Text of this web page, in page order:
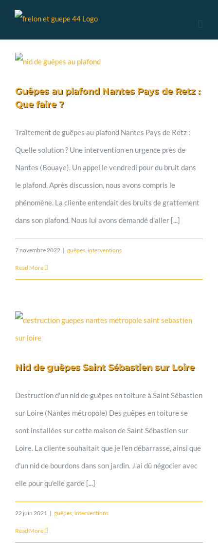
Guêpes au plafond Nantes Pays de Retz :
Que faire ?
Traitement de guêpes au plafond Nantes Pays de Retz :
Quelle solution ? Une intervention en urgence près de
Nantes (Bouaye). Un appel le vendredi pour du bruit dans
le plafond. Après discussion, nous avons compris le
phénomène. La cliente entendait des bruits de grattement
dans son plafond. Nous lui avons demandé d'aller [...]
7 novembre 2022 | guêpes ,interventions
Read More
Nid de guêpes Saint Sébastien sur Loire
Destruction d'un nid de guêpes en toiture à Saint Sébastien
sur Loire (Nantes métropole) Des guêpes en toiture se
sont installées sur cette maison de Saint Sébastien sur
Loire. La cliente souhaitait que je l'en débarrasse, ainsi que
d'un nid de bourdons dans son jardin. J'ai dû négocier avec
elle pour qu'elle garde [...]
22 juin 2021 | guêpes ,interventions
Read More